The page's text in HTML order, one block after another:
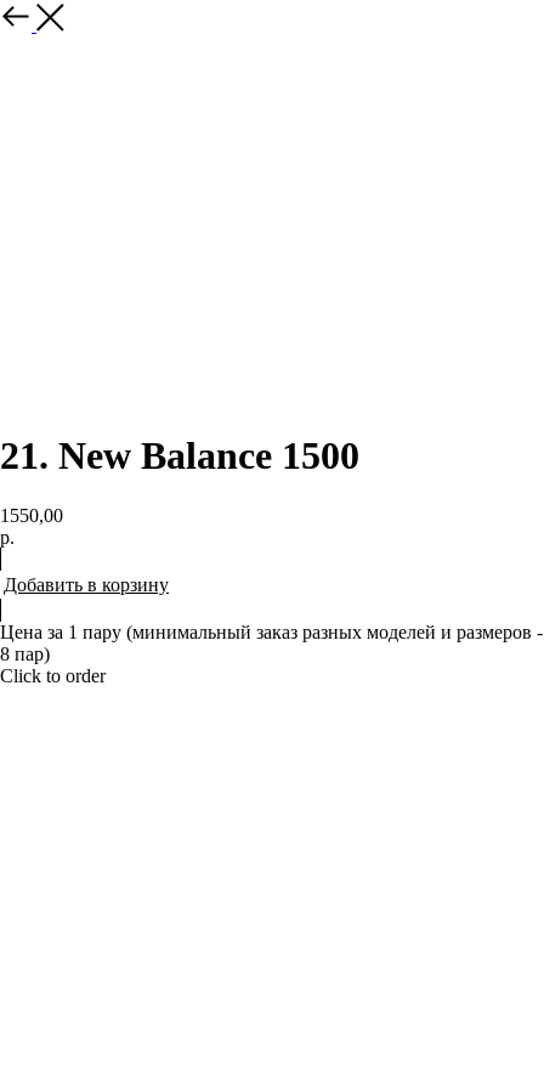
назад
21. New Balance 1500
1550,00
р.
Добавить в корзину
Цена за 1 пару (минимальный заказ разных моделей и размеров -
8 пар)
Click to order